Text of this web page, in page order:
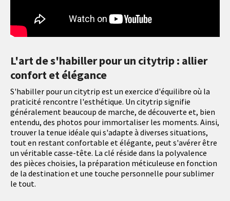
L'art de s'habiller pour un citytrip : allier
confort et élégance
S'habiller pour un citytrip est un exercice d'équilibre où la
praticité rencontre l'esthétique. Un citytrip signifie
généralement beaucoup de marche, de découverte et, bien
entendu, des photos pour immortaliser les moments. Ainsi,
trouver la tenue idéale qui s'adapte à diverses situations,
tout en restant confortable et élégante, peut s'avérer être
un véritable casse-tête. La clé réside dans la polyvalence
des pièces choisies, la préparation méticuleuse en fonction
de la destination et une touche personnelle pour sublimer
le tout.